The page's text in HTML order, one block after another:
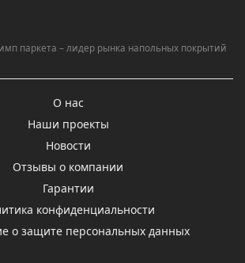
паркета – лидер рынка напольных покрытий
О нас
Наши проекты
Новости
Отзывы о компании
Гарантии
конфиденциальности
о защите персональных данных